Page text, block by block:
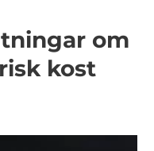
om
kost